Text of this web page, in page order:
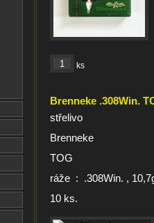
ks
Brenneke .308Win.
střelivo
Brenneke
TOG
ráže : .308Win. ,
10 ks.